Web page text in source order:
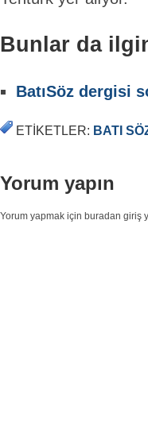
Bunlar da
BatıSöz dergisi
ETIKETLER: BATI
Yorum yapın
Yorum yapmak için buradan giriş